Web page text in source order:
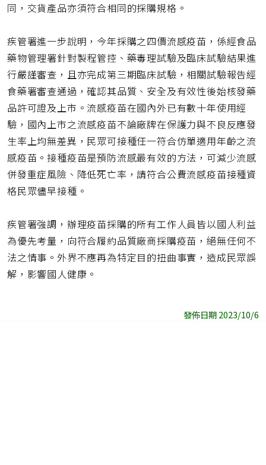
同，交貨產品亦須符合相同的採購規格。
疾管署進一步說明，今年採購之四價流感疫苗，係經食品
藥物管理署針對製程管控、藥毒理試驗及臨床試驗結果進
行嚴謹審查，且亦完成第三期臨床試驗，相關試驗報告經
食藥署審查通過，確認其品質、安全及有效性後始核發藥
品許可證及上市。流感疫苗在國內外已有數十年使用經
驗，國內上市之流感疫苗不論廠牌在保護力與不良反應發
生率上均無差異，民眾可接種任一符合仿單適用年齡之流
感疫苗。接種疫苗是預防流感最有效的方法，可減少流感
併發重症風險、降低死亡率，請符合公費流感疫苗接種資
格民眾儘早接種。
疾管署強調，辦理疫苗採購的所有工作人員皆以國人利益
為優先考量，向符合履約品質廠商採購疫苗，絕無任何不
法之情事。外界不應再為特定目的扭曲事實，造成民眾誤
解，影響國人健康。
發佈日期 2023/10/6